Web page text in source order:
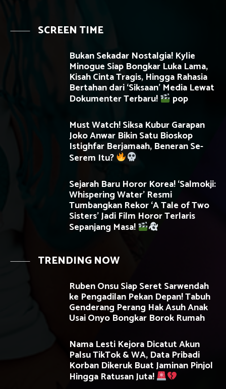
SCREEN TIME
Bukan Sekadar Nostalgia! Kylie
Minogue Siap Bongkar Luka Lama,
Kisah Cinta Tragis, Hingga Rahasia
Bertahan dari ‘Siksaan’ Media Lewat
Dokumenter Terbaru!
pop
Must Watch! Siksa Kubur Garapan
Joko Anwar Bikin Satu Bioskop
Istighfar Berjamaah, Beneran Se-
Serem Itu?
Sejarah Baru Horor Korea! ‘Salmokji:
Whispering Water’ Resmi
Tumbangkan Rekor ‘A Tale of Two
Sisters’ Jadi Film Horor Terlaris
Sepanjang Masa!
TRENDING NOW
Ruben Onsu Siap Seret Sarwendah
ke Pengadilan Pekan Depan! Tabuh
Genderang Perang Hak Asuh Anak
Usai Onyo Bongkar Borok Rumah
Nama Lesti Kejora Dicatut Akun
Palsu TikTok & WA, Data Pribadi
Korban Dikeruk Buat Jaminan Pinjol
Hingga Ratusan Juta!